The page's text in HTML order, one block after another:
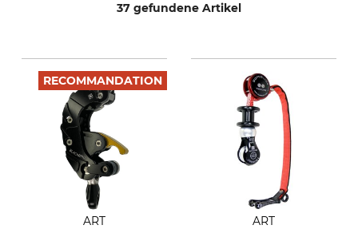
37 gefundene Artikel
RECOMMANDATION
ART
ART